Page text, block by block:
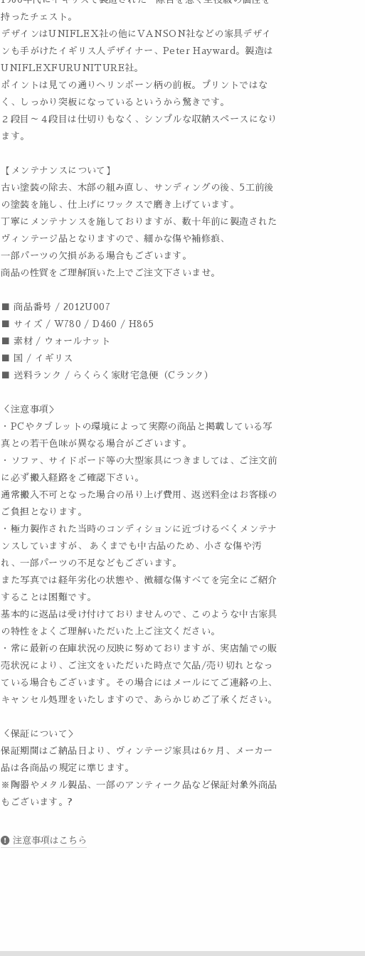
持ったチェスト。
デザインはUNIFLEX社の他にVANSON社などの家具デザイ
ンも手がけたイギリス人デザイナー、Peter Hayward。製造は
UNIFLEXFURUNITURE社。
ポイントは見ての通りヘリンボーン柄の前板。プリントではな
く、しっかり突板になっているというから驚きです。
２段目～４段目は仕切りもなく、シンプルな収納スペースになり
ます。
【メンテナンスについて】
古い塗装の除去、木部の組み直し、サンディングの後、5工前後
の塗装を施し、仕上げにワックスで磨き上げています。
丁寧にメンテナンスを施しておりますが、数十年前に製造された
ヴィンテージ品となりますので、細かな傷や補修痕、
一部パーツの欠損がある場合もございます。
商品の性質をご理解頂いた上でご注文下さいませ。
■ 商品番号 / 2012U007
■ サイズ / W780 / D460 / H865
■ 素材 / ウォールナット
■ 国 / イギリス
■ 送料ランク / らくらく家財宅急便（Cランク）
＜注意事項＞
・PCやタブレットの環境によって実際の商品と掲載している写
真との若干色味が異なる場合がございます。
・ソファ、サイドボード等の大型家具につきましては、ご注文前
に必ず搬入経路をご確認下さい。
通常搬入不可となった場合の吊り上げ費用、返送料金はお客様の
ご負担となります。
・極力製作された当時のコンディションに近づけるべくメンテナ
ンスしていますが、 あくまでも中古品のため、小さな傷や汚
れ、一部パーツの不足などもございます。
また写真では経年劣化の状態や、微細な傷すべてを完全にご紹介
することは困難です。
基本的に返品は受け付けておりませんので、このような中古家具
の特性をよくご理解いただいた上ご注文ください。
・常に最新の在庫状況の反映に努めておりますが、実店舗での販
売状況により、ご注文をいただいた時点で欠品/売り切れとなっ
ている場合もございます。その場合にはメールにてご連絡の上、
キャンセル処理をいたしますので、あらかじめご了承ください。
＜保証について＞
保証期間はご納品日より、ヴィンテージ家具は6ヶ月、メーカー
品は各商品の規定に準じます。
※陶器やメタル製品、一部のアンティーク品など保証対象外商品
もございます。?
注意事項はこちら